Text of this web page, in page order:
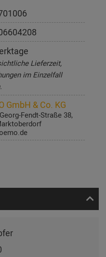
Lieferzeit,
im Einzelfall
GmbH & Co. KG
Fendt-Straße 38,